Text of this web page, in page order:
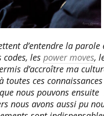
d’entendre la parole
codes, les power moves,
d’accroître ma
toutes ces
nous pouvons
nous avons aussi pu